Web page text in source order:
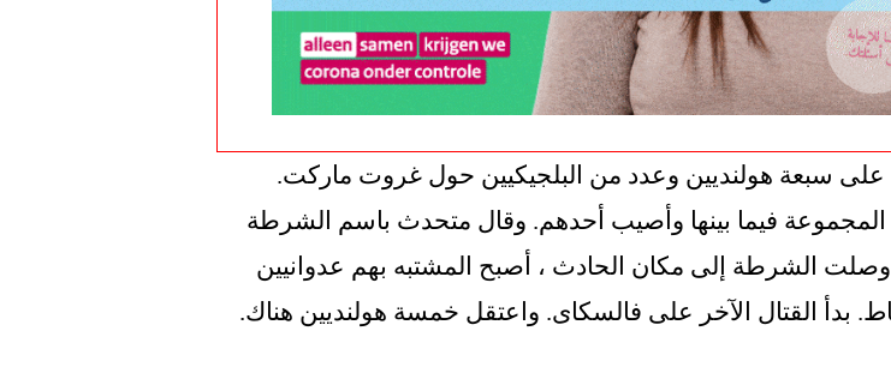
بدأ القتال الآخر على فالسكاى. واعتقل خمسة هولنديين هناك.